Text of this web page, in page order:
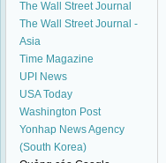
The Wall Street Journal
The Wall Street Journal -
Asia
Time Magazine
UPI News
USA Today
Washington Post
Yonhap News Agency
(South Korea)